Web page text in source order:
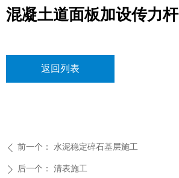
混凝土道面板加设传力杆
返回列表
ꄴ 前一个： 水泥稳定碎石基层施工
ꄲ 后一个： 清表施工